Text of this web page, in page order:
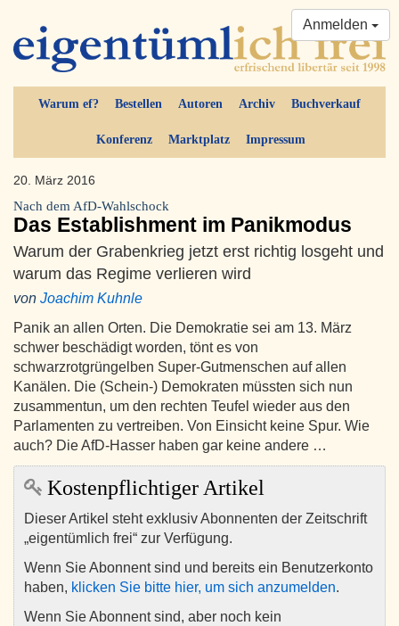
Warum ef? Bestellen Autoren Archiv Buchverkauf
Konferenz Marktplatz Impressum
Anmelden
20. März 2016
Nach dem AfD-Wahlschock
Das Establishment im Panikmodus
Warum der Grabenkrieg jetzt erst richtig losgeht und
warum das Regime verlieren wird
von Joachim Kuhnle
Panik an allen Orten. Die Demokratie sei am 13. März
schwer beschädigt worden, tönt es von
schwarzrotgrüngelben Super-Gutmenschen auf allen
Kanälen. Die (Schein-) Demokraten müssten sich nun
zusammentun, um den rechten Teufel wieder aus den
Parlamenten zu vertreiben. Von Einsicht keine Spur. Wie
auch? Die AfD-Hasser haben gar keine andere …
Kostenpflichtiger Artikel
Dieser Artikel steht exklusiv Abonnenten der Zeitschrift
„eigentümlich frei“ zur Verfügung.
Wenn Sie Abonnent sind und bereits ein Benutzerkonto
haben, klicken Sie bitte hier, um sich anzumelden.
Wenn Sie Abonnent sind, aber noch kein